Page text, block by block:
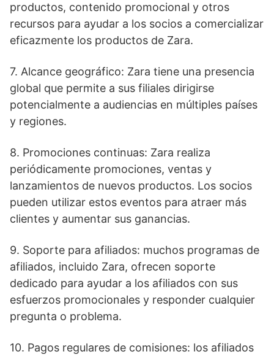
productos, contenido promocional y otros
recursos para ayudar a los socios a comercializar
eficazmente los productos de Zara.
7. Alcance geográfico: Zara tiene una presencia
global que permite a sus filiales dirigirse
potencialmente a audiencias en múltiples países
y regiones.
8. Promociones continuas: Zara realiza
periódicamente promociones, ventas y
lanzamientos de nuevos productos. Los socios
pueden utilizar estos eventos para atraer más
clientes y aumentar sus ganancias.
9. Soporte para afiliados: muchos programas de
afiliados, incluido Zara, ofrecen soporte
dedicado para ayudar a los afiliados con sus
esfuerzos promocionales y responder cualquier
pregunta o problema.
10. Pagos regulares de comisiones: los afiliados